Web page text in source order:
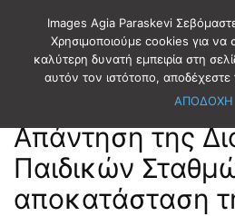
Αρχική ΝΟΜΙΚΑ ΠΡΟΣΩΠΑ
ΠΑΙΔΙΚΟΙ ΣΤΑΘΜΟΙ
Απάντηση της
Παιδικών
αποκατάσταση
Images Agia Paraskevi
Χρησιμοποιούμε cookies για
καλύτερη δυνατή εμπειρία στη
αυτόν τον ιστότοπο,
ΑΠΟΔΟΧΗ